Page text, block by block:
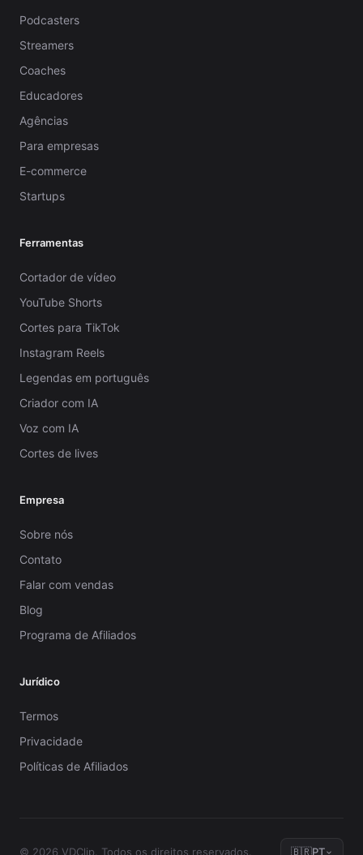
Podcasters
Streamers
Coaches
Educadores
Agências
Para empresas
E-commerce
Startups
Ferramentas
Cortador de vídeo
YouTube Shorts
Cortes para TikTok
Instagram Reels
Legendas em português
Criador com IA
Voz com IA
Cortes de lives
Empresa
Sobre nós
Contato
Falar com vendas
Blog
Programa de Afiliados
Jurídico
Termos
Privacidade
Políticas de Afiliados
© 2026 VDClip. Todos os direitos reservados. 🇧🇷PT